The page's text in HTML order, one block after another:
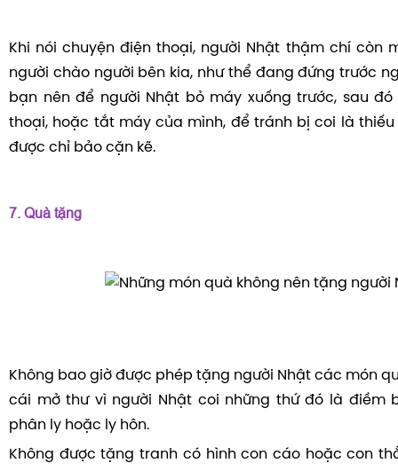
Khi nói chuyện điện thoại, người Nhật thậm chí còn
người chào người bên kia, như thể đang đứng trước
bạn nên để người Nhật bỏ máy xuống trước, sau
thoại, hoặc tắt máy của mình, để tránh bị coi là thiếu
được chỉ bảo cặn kẽ.
7. Quà tặng
Không bao giờ được phép tặng người Nhật các món
cái mở thư vì người Nhật coi những thứ đó là điềm
phân ly hoặc ly hôn.
Không được tặng tranh có hình con cáo hoặc con